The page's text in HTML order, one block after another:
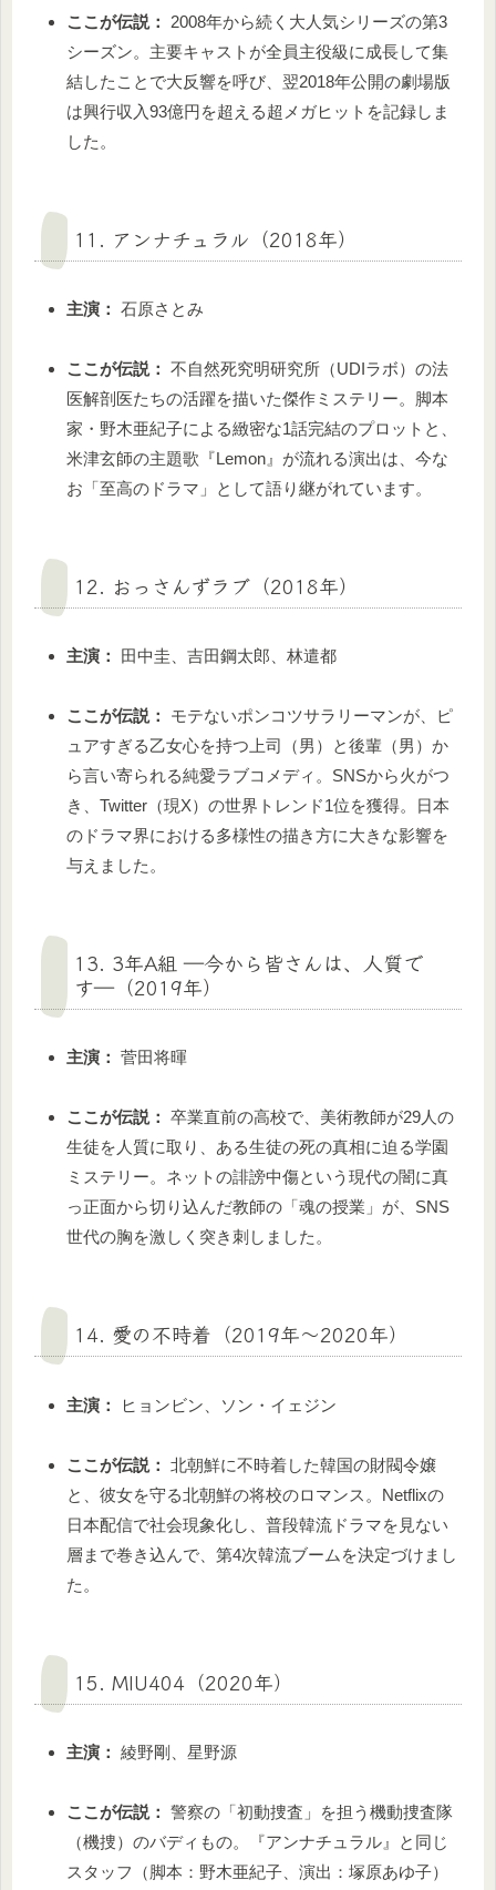
ここが伝説：
2008年から続く大人気シリーズの第3
シーズン。主要キャストが全員主役級に成長して集
結したことで大反響を呼び、翌2018年公開の劇場版
は興行収入93億円を超える超メガヒットを記録しま
した。
11. アンナチュラル（2018年）
主演： 石原さとみ
ここが伝説： 不自然死究明研究所（UDIラボ）の法
医解剖医たちの活躍を描いた傑作ミステリー。脚本
家・野木亜紀子による緻密な1話完結のプロットと、
米津玄師の主題歌『Lemon』が流れる演出は、今な
お「至高のドラマ」として語り継がれています。
12. おっさんずラブ（2018年）
主演： 田中圭、吉田鋼太郎、林遣都
ここが伝説：
モテないポンコツサラリーマンが、ピ
ュアすぎる乙女心を持つ上司（男）と後輩（男）か
ら言い寄られる純愛ラブコメディ。SNSから火がつ
き、Twitter（現X）の世界トレンド1位を獲得。日本
のドラマ界における多様性の描き方に大きな影響を
与えました。
13. 3年A組 ―今から皆さんは、人質で
す―（2019年）
主演： 菅田将暉
ここが伝説： 卒業直前の高校で、美術教師が29人の
生徒を人質に取り、ある生徒の死の真相に迫る学園
ミステリー。ネットの誹謗中傷という現代の闇に真
っ正面から切り込んだ教師の「魂の授業」が、SNS
世代の胸を激しく突き刺しました。
14. 愛の不時着（2019年〜2020年）
主演： ヒョンビン、ソン・イェジン
ここが伝説： 北朝鮮に不時着した韓国の財閥令嬢
と、彼女を守る北朝鮮の将校のロマンス。Netflixの
日本配信で社会現象化し、普段韓流ドラマを見ない
層まで巻き込んで、第4次韓流ブームを決定づけまし
た。
15. MIU404（2020年）
主演： 綾野剛、星野源
ここが伝説： 警察の「初動捜査」を担う機動捜査隊
（機捜）のバディもの。『アンナチュラル』と同じ
スタッフ（脚本：野木亜紀子、演出：塚原あゆ子）